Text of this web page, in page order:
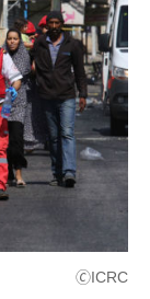
🄫ICRC